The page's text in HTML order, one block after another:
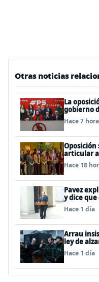
Otras noticias
La
gobierno
Hace 7
Oposición
articular
Hace 18
Pavez
y dice
policías,
analizar”
Hace 1 día
Arrau
ley de
porque ya
Hace 1 día